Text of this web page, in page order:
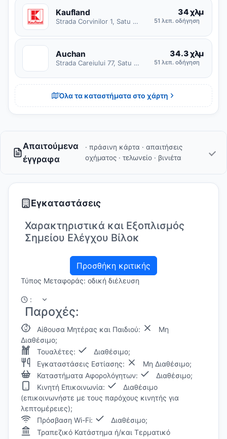
Kaufland
Strada Corvinilor 1, Satu Mare
34 χλμ
51 λεπ. οδήγηση
Auchan
Strada Careiului 77, Satu Mare
34.3 χλμ
51 λεπ. οδήγηση
Όλα τα καταστήματα στο χάρτη
Απαιτούμενα
έγγραφα
· πράσινη κάρτα · απαιτήσεις
οχήματος · τελωνείο · βινιέτα
Εγκαταστάσεις
Χαρακτηριστικά και Εξοπλισμός
Σημείου Ελέγχου Βίλοκ
Προσθήκη κριτικής
Τύπος Μεταφοράς: οδική διέλευση
:
Παροχές:
Αίθουσα Μητέρας και Παιδιού:
Μη
Διαθέσιμο;
Τουαλέτες:
Διαθέσιμο;
Εγκαταστάσεις Εστίασης:
Μη Διαθέσιμο;
Καταστήματα Αφορολόγητων:
Διαθέσιμο;
Κινητή Επικοινωνία:
Διαθέσιμο
(επικοινωνήστε με τους παρόχους κινητής για
λεπτομέρειες);
Πρόσβαση Wi-Fi:
Διαθέσιμο;
Τραπεζικό Κατάστημα ή/και Τερματικό